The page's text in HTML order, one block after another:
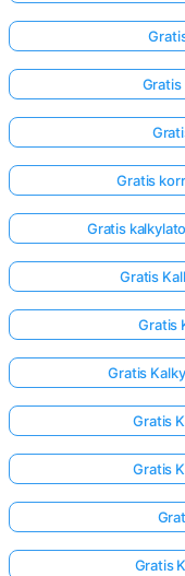
Gratis
Gratis
Gratis
Gratis
Gratis
Gratis
Gratis
Gratis